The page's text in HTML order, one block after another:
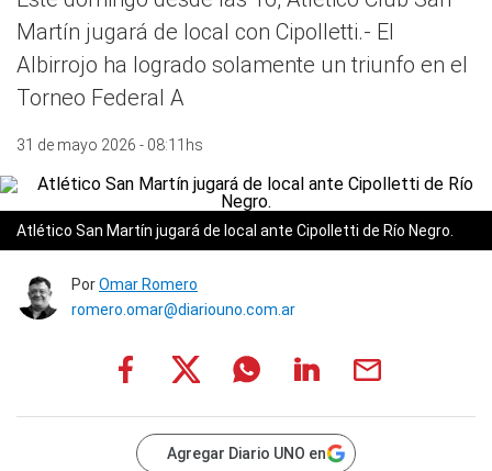
Martín jugará de local con Cipolletti.- El
Albirrojo ha logrado solamente un triunfo en el
Torneo Federal A
31 de mayo 2026 - 08:11hs
Atlético San Martín jugará de local ante Cipolletti de Río Negro.
PorOmar Romero
romero.omar@diariouno.com.ar
Agregar Diario UNO en